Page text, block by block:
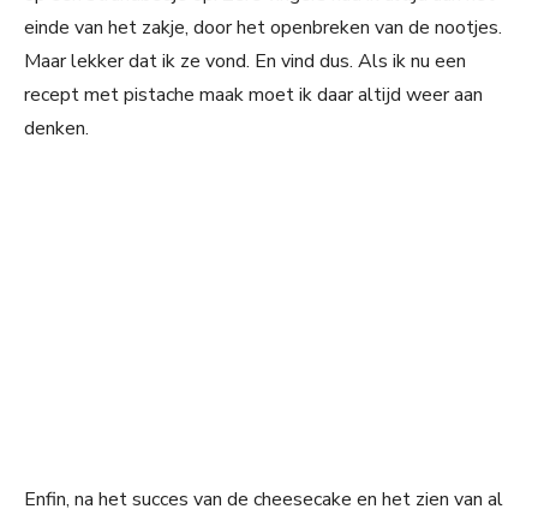
einde van het zakje, door het openbreken van de nootjes.
Maar lekker dat ik ze vond. En vind dus. Als ik nu een
recept met pistache maak moet ik daar altijd weer aan
denken.
Enfin, na het succes van de cheesecake en het zien van al